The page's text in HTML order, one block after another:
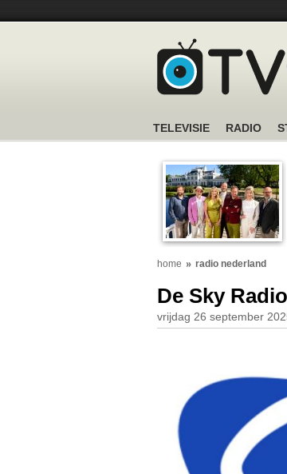
TELEVISIE RADIO
home radio nederland
De Sky
vrijdag 26 september